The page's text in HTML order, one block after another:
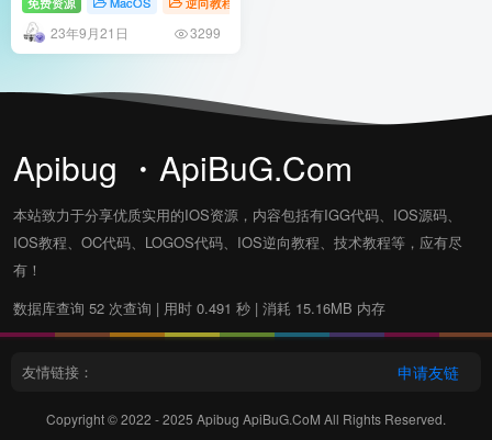
23年9月21日 3299
Apibug ・ApiBuG.Com
本站致力于分享优质实用的IOS资源，内容包括有IGG代码、IOS源码、
IOS教程、OC代码、LOGOS代码、IOS逆向教程、技术教程等，应有尽
有！
数据库查询 52 次查询 | 用时 0.491 秒 | 消耗 15.16MB 内存
友情链接： 申请友链
Copyright © 2022 - 2025 Apibug ApiBuG.CoM All Rights Reserved.